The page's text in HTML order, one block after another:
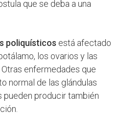
que se deba a una
poliquísticos está afectado
los ovarios y las
enfermedades que
normal de las glándulas
pueden producir también